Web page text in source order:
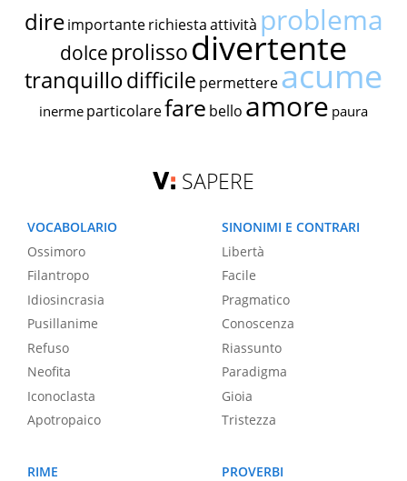
dire importante richiestaattività problema
dolce prolissodivertente
tranquillodifficile permettereacume
inerme particolarefare bello amore paura
SAPERE
VOCABOLARIO
Ossimoro
Filantropo
Idiosincrasia
Pusillanime
Refuso
Neofita
Iconoclasta
Apotropaico
SINONIMI E CONTRARI
Libertà
Facile
Pragmatico
Conoscenza
Riassunto
Paradigma
Gioia
Tristezza
RIME
PROVERBI